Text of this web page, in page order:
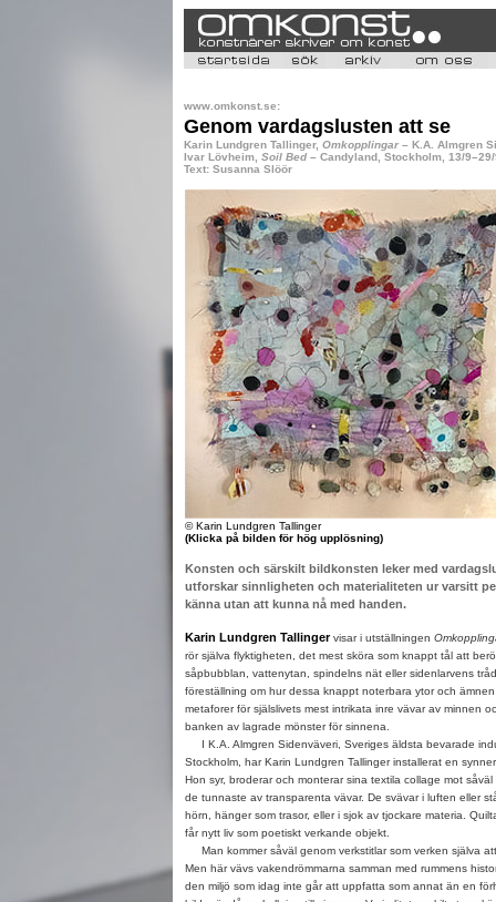
www.omkonst.se:
Genom vardagslusten att se
Karin Lundgren Tallinger, Omkopplingar– K.A. Almgren
Ivar Lövheim, Soil Bed– Candyland, Stockholm, 13/9–29/
Text: Susanna Slöör
© Karin Lundgren Tallinger
(Klicka på bilden för hög upplösning)
Konsten och särskilt bildkonsten leker med
utforskar sinnligheten och materialiteten ur varsitt
känna utan att kunna nå med handen.
Karin Lundgren Tallingervisar i utställningen
rör själva flyktigheten, det mest sköra som knappt tål att
såpbubblan, vattenytan, spindelns nät eller sidenlarvens
föreställning om hur dessa knappt noterbara ytor och
metaforer för själslivets mest intrikata inre vävar av minnen
banken av lagrade mönster för sinnena.
I K.A. Almgren Sidenväveri, Sveriges äldsta bevarade
Stockholm, har Karin Lundgren Tallinger installerat en
Hon syr, broderar och monterar sina textila collage mot
de tunnaste av transparenta vävar. De svävar i luften eller
hörn, hänger som trasor, eller i sjok av tjockare materia.
får nytt liv som poetiskt verkande objekt.
Man kommer såväl genom verkstitlar som verken själva
Men här vävs vakendrömmarna samman med rummens
den miljö som idag inte går att uppfatta som annat än en